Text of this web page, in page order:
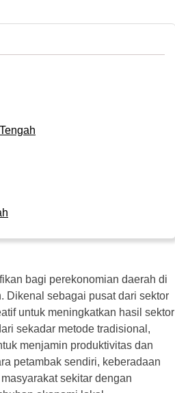
bagi perekonomian daerah di
Dikenal sebagai pusat dari sektor
untuk meningkatkan hasil sektor
sekadar metode tradisional,
menjamin produktivitas dan
petambak sendiri, keberadaan
sekitar dengan